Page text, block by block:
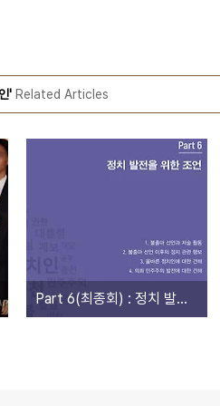
'Related Articles
Part 6(최종회) : 정치 발전을 위한 조언 (6-2)